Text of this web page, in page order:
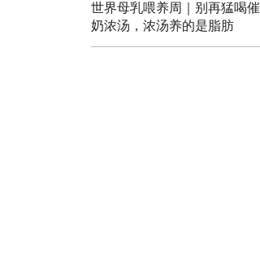
世界母乳喂养周｜别再猛喝催
奶浓汤，浓汤养的是脂肪